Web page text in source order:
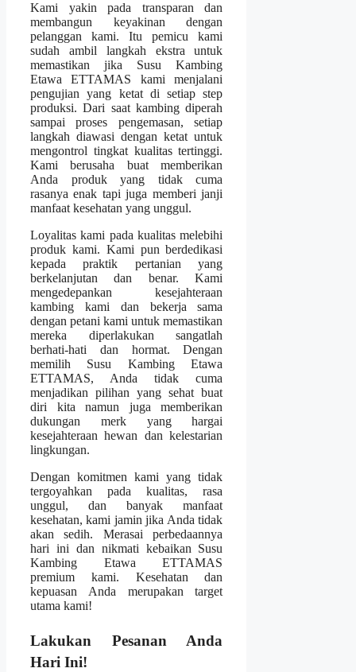
Kami yakin pada transparan dan
membangun keyakinan dengan
pelanggan kami. Itu pemicu kami
sudah ambil langkah ekstra untuk
memastikan jika Susu Kambing
Etawa ETTAMAS kami menjalani
pengujian yang ketat di setiap step
produksi. Dari saat kambing diperah
sampai proses pengemasan, setiap
langkah diawasi dengan ketat untuk
mengontrol tingkat kualitas tertinggi.
Kami berusaha buat memberikan
Anda produk yang tidak cuma
rasanya enak tapi juga memberi janji
manfaat kesehatan yang unggul.
Loyalitas kami pada kualitas melebihi
produk kami. Kami pun berdedikasi
kepada praktik pertanian yang
berkelanjutan dan benar. Kami
mengedepankan kesejahteraan
kambing kami dan bekerja sama
dengan petani kami untuk memastikan
mereka diperlakukan sangatlah
berhati-hati dan hormat. Dengan
memilih Susu Kambing Etawa
ETTAMAS, Anda tidak cuma
menjadikan pilihan yang sehat buat
diri kita namun juga memberikan
dukungan merk yang hargai
kesejahteraan hewan dan kelestarian
lingkungan.
Dengan komitmen kami yang tidak
tergoyahkan pada kualitas, rasa
unggul, dan banyak manfaat
kesehatan, kami jamin jika Anda tidak
akan sedih. Merasai perbedaannya
hari ini dan nikmati kebaikan Susu
Kambing Etawa ETTAMAS
premium kami. Kesehatan dan
kepuasan Anda merupakan target
utama kami!
Lakukan Pesanan Anda
Hari Ini!